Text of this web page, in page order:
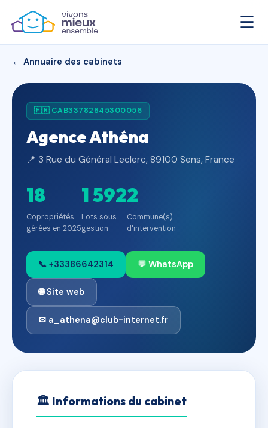
☰
← Annuaire des cabinets
🇫🇷 CAB33782845300056
Agence Athéna
📍 3 Rue du Général Leclerc, 89100 Sens, France
18
Copropriétés
gérées en 2025
1 592
Lots sous
gestion
2
Commune(s)
d'intervention
📞 +33386642314 💬 WhatsApp
🌐 Site web
✉ a_athena@club-internet.fr
🏛 Informations du cabinet